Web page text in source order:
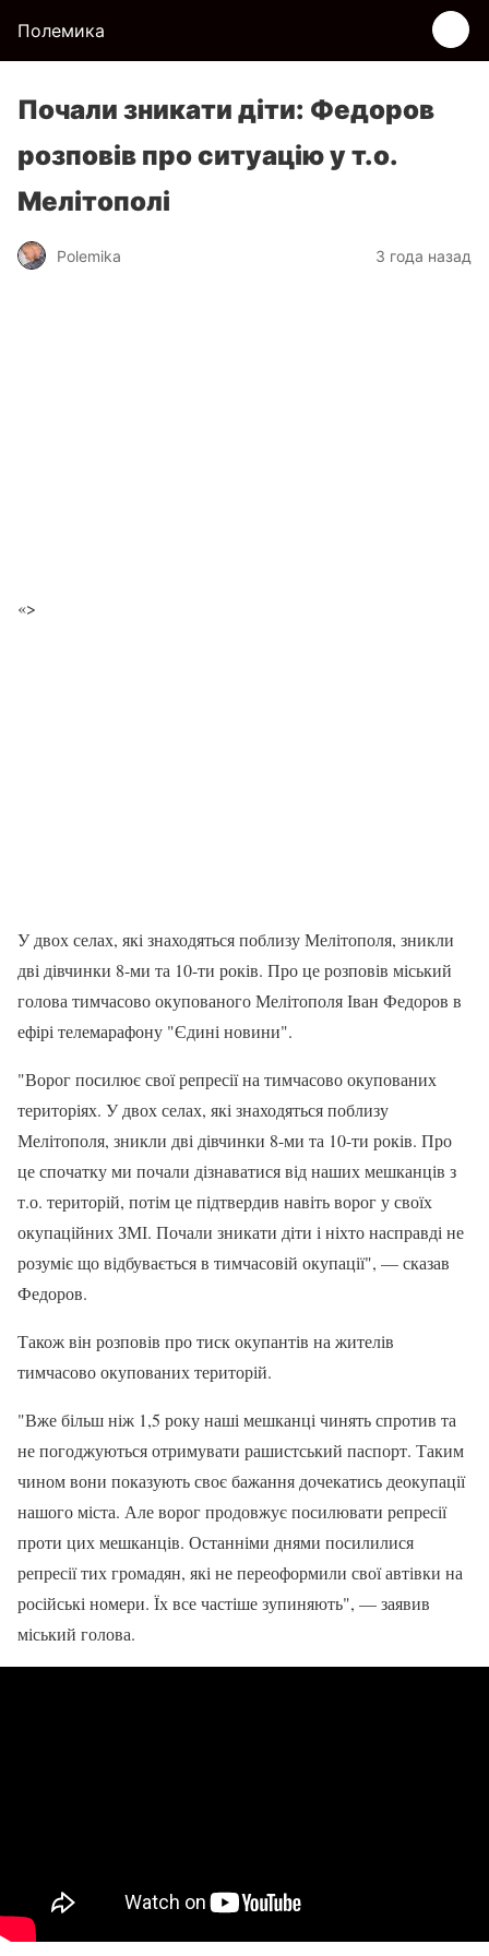
Полемика
Почали зникати діти: Федоров
розповів про ситуацію у т.о.
Мелітополі
Polemika 3 года назад
«>
У двох селах, які знаходяться поблизу Мелітополя, зникли
дві дівчинки 8-ми та 10-ти років. Про це розповів міський
голова тимчасово окупованого Мелітополя Іван Федоров в
ефірі телемарафону "Єдині новини".
"Ворог посилює свої репресії на тимчасово окупованих
територіях. У двох селах, які знаходяться поблизу
Мелітополя, зникли дві дівчинки 8-ми та 10-ти років. Про
це спочатку ми почали дізнаватися від наших мешканців з
т.о. територій, потім це підтвердив навіть ворог у своїх
окупаційних ЗМІ. Почали зникати діти і ніхто насправді не
розуміє що відбувається в тимчасовій окупації", — сказав
Федоров.
Також він розповів про тиск окупантів на жителів
тимчасово окупованих територій.
"Вже більш ніж 1,5 року наші мешканці чинять спротив та
не погоджуються отримувати рашистський паспорт. Таким
чином вони показують своє бажання дочекатись деокупації
нашого міста. Але ворог продовжує посилювати репресії
проти цих мешканців. Останніми днями посилилися
репресії тих громадян, які не переоформили свої автівки на
російські номери. Їх все частіше зупиняють", — заявив
міський голова.